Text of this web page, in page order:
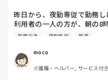
昨日から、夜勤専従で勤務し
利用者の一人の方が、朝の8
射があります。
まで来ません。
今朝の5時過ぎに、指導して
方分かる？と聞かれたので
医療行為 夜勤専従 服薬
moco
介護職・ヘルパー, サービス付